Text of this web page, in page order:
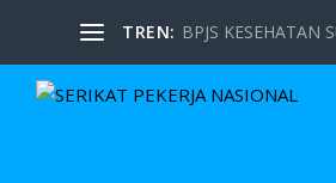
TREN: BPJS KESEHATAN